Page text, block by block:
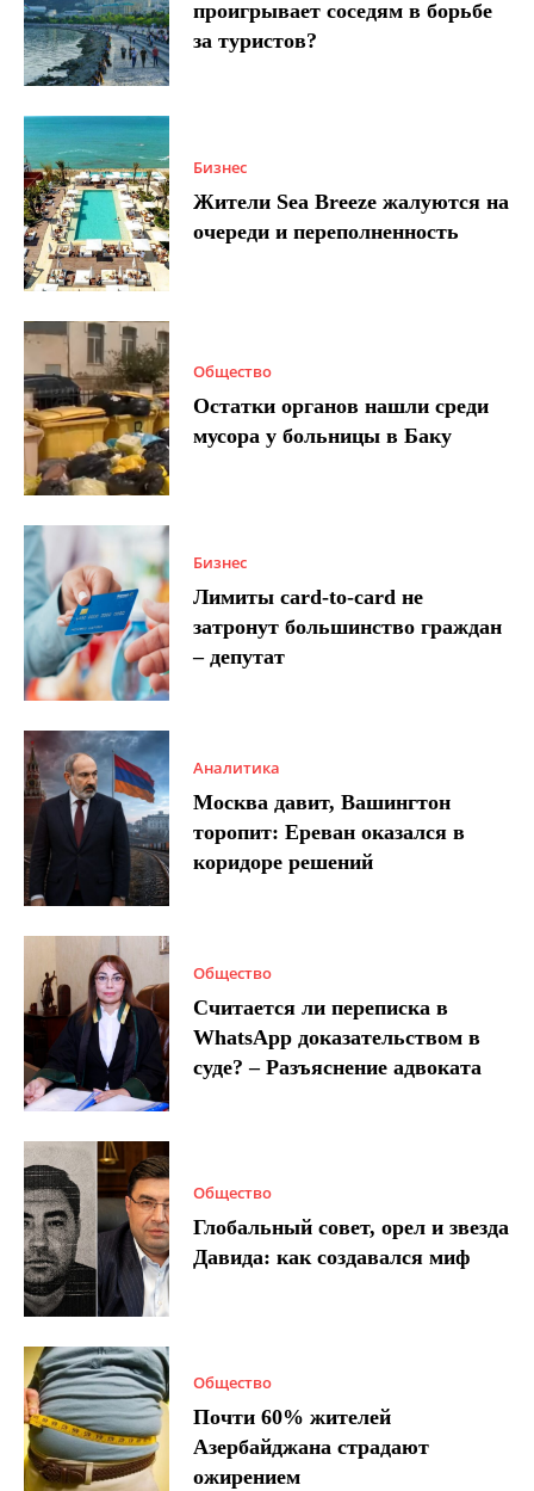
проигрывает соседям в борьбе
за туристов?
Бизнес
Жители Sea Breeze жалуются на
очереди и переполненность
Общество
Остатки органов нашли среди
мусора у больницы в Баку
Бизнес
Лимиты card-to-card не
затронут большинство граждан
– депутат
Аналитика
Москва давит, Вашингтон
торопит: Ереван оказался в
коридоре решений
Общество
Считается ли переписка в
WhatsApp доказательством в
суде? – Разъяснение адвоката
Общество
Глобальный совет, орел и звезда
Давида: как создавался миф
Общество
Почти 60% жителей
Азербайджана страдают
ожирением